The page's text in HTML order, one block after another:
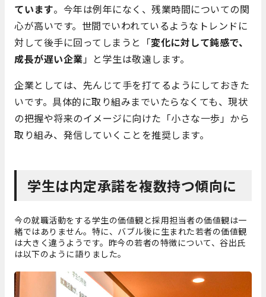
ています。今年は例年になく、残業時間についての関
心が高いです。世間でいわれているようなトレンドに
対して後手に回ってしまうと「変化に対して鈍感で、
成長が遅い企業」と学生は敬遠します。
企業としては、先んじて手を打てるようにしておきた
いです。具体的に取り組みまでいたらなくても、現状
の把握や将来のイメージに向けた「小さな一歩」から
取り組み、発信していくことを推奨します。
学生は内定承諾を複数持つ傾向に
今の就職活動をする学生の価値観と採用担当者の価値観は一
緒ではありません。特に、バブル後に生まれた若者の価値観
は大きく違うようです。昨今の若者の特徴について、谷出氏
は以下のように語りました。